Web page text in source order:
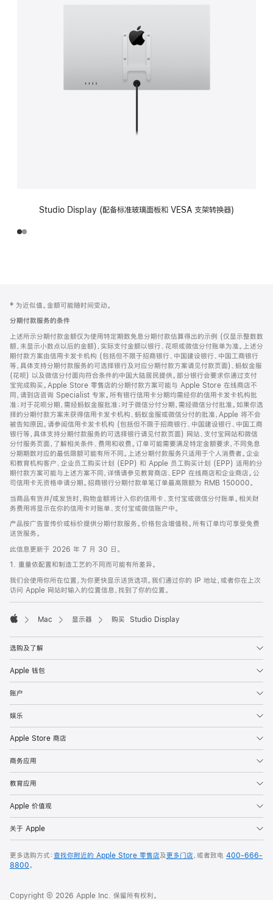
Studio Display (配备标准玻璃面板和 VESA 支架转换器)
页
页
脚
注
‡ 为近似值。金额可能随时间变动。
分期付款服务的条件
上述所示分期付款金额仅为使用特定期数免息分期付款估算得出的示例 (仅显示整数数
额，未显示小数点以后的金额)，实际支付金额以银行、花呗或微信分付账单为准。上述分
期付款方案由信用卡发卡机构 (包括但不限于招商银行、中国建设银行、中国工商银行
等，具体支持分期付款服务的可选择银行及对应分期付款方案请见付款页面)、蚂蚁金服
(花呗) 以及微信分付面向符合条件的中国大陆居民提供。部分银行会要求你通过支付
宝完成购买。Apple Store 零售店的分期付款方案可能与 Apple Store 在线商店不
同，请到店咨询 Specialist 专家。所有银行信用卡分期均需经你的信用卡发卡机构批
准；对于花呗分期，需经蚂蚁金服批准；对于微信分付分期，需经微信分付批准。如果你选
择的分期付款方案未获得信用卡发卡机构、蚂蚁金服或微信分付的批准，Apple 将不会
被告知原因。请参阅信用卡发卡机构 (包括但不限于招商银行、中国建设银行、中国工商
银行等，具体支持分期付款服务的可选择银行请见付款页面) 网站、支付宝网站和微信
分付服务页面，了解相关条件、费用和收费。订单可能需要满足特定金额要求，不同免息
分期期数对应的最低限额可能有所不同。上述分期付款服务只适用于个人消费者。企业
和教育机构客户、企业员工购买计划 (EPP) 和 Apple 员工购买计划 (EPP) 适用的分
期付款方案可能与上述方案不同，详情请参见教育商店、EPP 在线商店和企业商店。公
司信用卡无资格申请分期。招商银行分期付款单笔订单最高限额为 RMB 150000。
当商品有货并/或发货时，购物金额将计入你的信用卡、支付宝或微信分付账单。相关财
务费用将显示在你的信用卡对账单、支付宝或微信账户中。
产品按广告宣传价或标价提供分期付款服务。价格包含增值税。所有订单均可享受免费
送货服务。
此信息更新于 2026 年 7 月 30 日。
1. 重量依配置和制造工艺的不同而可能有所差异。
我们会使用你所在位置，为你更快显示送货选项。我们通过你的 IP 地址，或者你在上次
访问 Apple 网站时输入的位置信息，找到了你的位置。
Mac 显示器 购买 Studio Display
选购及了解
Apple 钱包
账户
娱乐
Apple Store 商店
商务应用
教育应用
Apple 价值观
关于 Apple
更多选购方式：查找你附近的 Apple Store 零售店及更多门店，或者致电 400-666-
8800。
Copyright © 2026 Apple Inc. 保留所有权利。